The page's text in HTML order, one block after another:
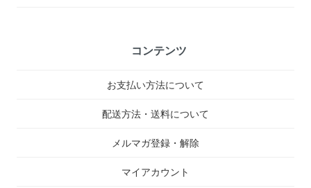
コンテンツ
お支払い方法について
配送方法・送料について
メルマガ登録・解除
マイアカウント